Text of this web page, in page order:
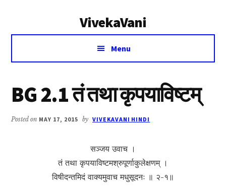
VivekaVani
Voice
Vivekananda
Menu
BG 2.1 तं तथा कृपयाविष्ट‍‍‍म्
Posted on MAY 17, 2015 by VIVEKAVANI HINDI
सञ्जय उवाच ।
तं तथा कृपयाविष्टमश्रुपूर्णाकुलेक्षणम् ।
विषीदन्तमिदं वाक्यमुवाच मधुसूदनः ॥ २-१॥